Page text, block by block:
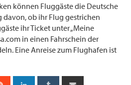
können Fluggäste die Deutsche
ob ihr Flug gestrichen
ihr Ticket unter „Meine
in einen Fahrschein der
Eine Anreise zum Flughafen ist